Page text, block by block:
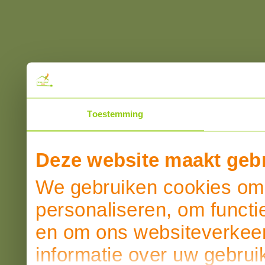
Toestemming
Deze website maakt
We gebruiken cookies
personaliseren, om
en om ons
informatie over uw